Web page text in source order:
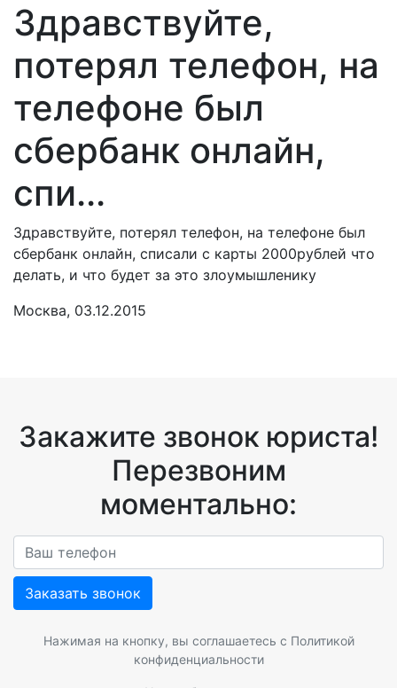
Здравствуйте,
потерял телефон, на
телефоне был
сбербанк онлайн,
спи...
Здравствуйте, потерял телефон, на телефоне был
сбербанк онлайн, списали с карты 2000рублей что
делать, и что будет за это злоумышленику
Москва, 03.12.2015
Закажите звонок юриста!
Перезвоним
моментально:
Заказать звонок
Нажимая на кнопку, вы соглашаетесь с Политикой
конфиденциальности